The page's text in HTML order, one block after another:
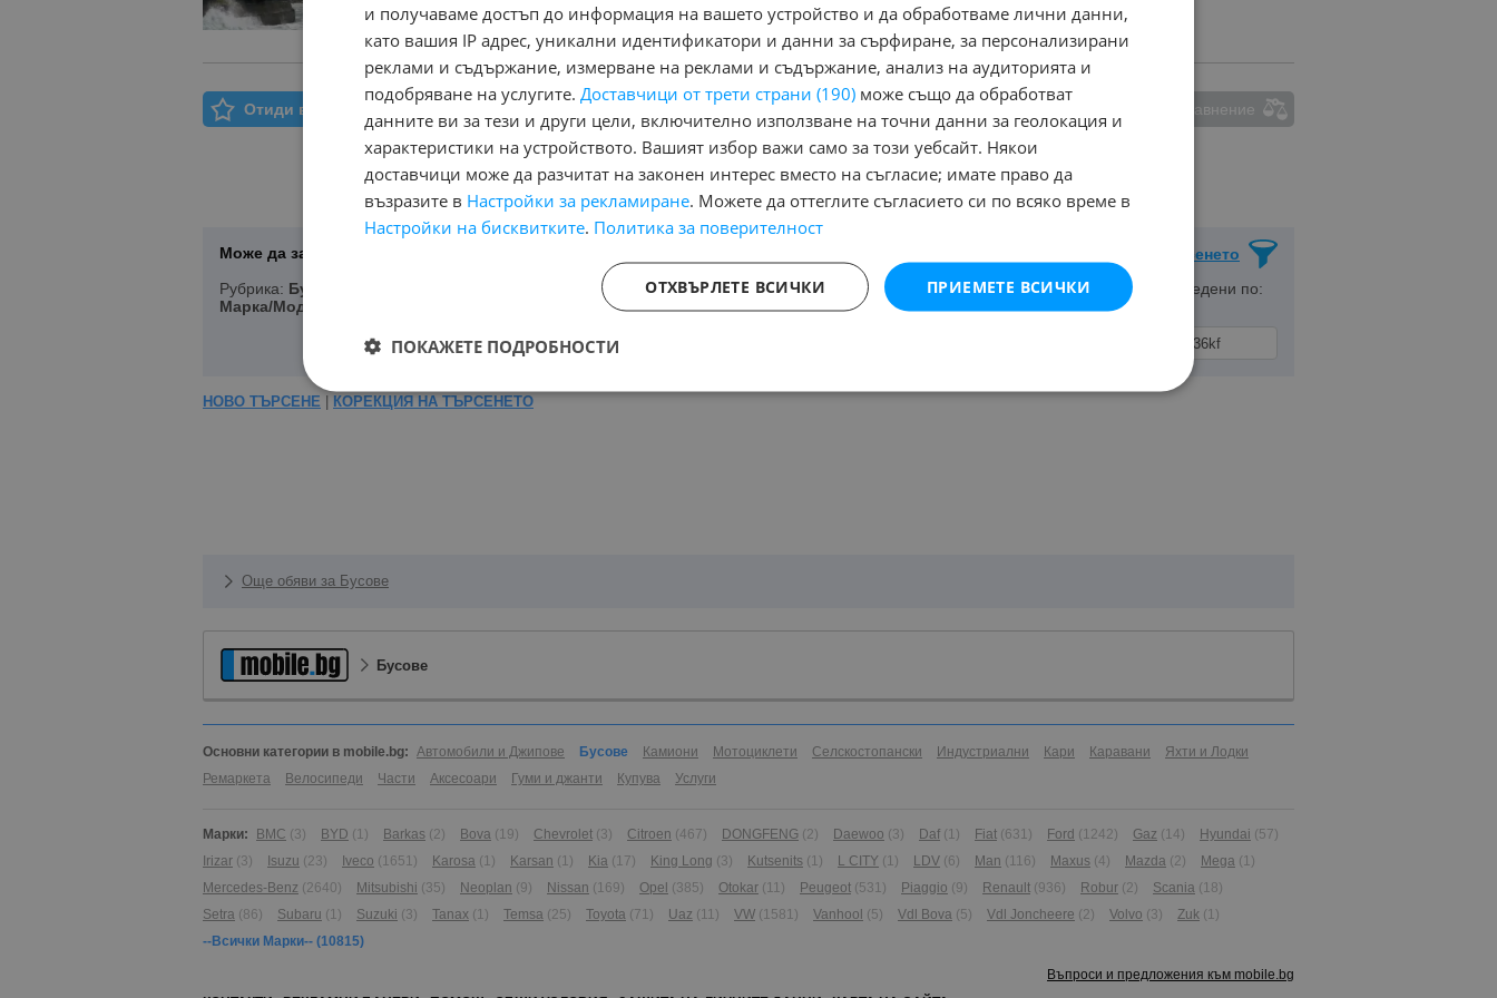
Отиди в Моят Бележник Няма маркирани обяви за печатане Няма маркирани обяви за сравнение
Назад 1 Напред
Може да запазите Вашето търсене на:
Запази Търсенето
Рубрика: Бусове Нов, Употребяван, Повреден/ударен, Намира се в обл. Ловеч , Населено мястос. Славяни
, Подредени по:
Марка/Модел/Цена
НОВО ТЪРСЕНЕ КОРЕКЦИЯ НА ТЪРСЕНЕТО
Още обяви за Бусове
Бусове
Основни категории в mobile.bg: Автомобили и Джипове Бусове Камиони Мотоциклети Селскостопански Индустриални Кари Каравани
Яхти и Лодки
Ремаркета
Велосипеди Части Аксесоари Гуми и джанти Купува Услуги
Марки: BMC (3) BYD (1) Barkas (2) Bova (19) Chevrolet (3) Citroen (467) DONGFENG (2) Daewoo (3) Daf (1) Fiat (631) Ford (1242) Gaz (14) Hyundai (57)
Irizar (3) Isuzu (23) Iveco (1651) Karosa (1) Karsan (1) Kia (17) King Long (3) Kutsenits (1) L CITY (1) LDV (6) Man (116) Maxus (4) Mazda (2) Mega (1)
Mercedes-Benz (2640) Mitsubishi (35) Neoplan (9) Nissan (169) Opel (385) Otokar (11) Peugeot (531) Piaggio (9) Renault (936) Robur (2) Scania (18)
Setra (86) Subaru (1) Suzuki (3) Tanax (1) Temsa (25) Toyota (71) Uaz (11) VW (1581) Vanhool (5) Vdl Bova (5) Vdl Joncheere (2) Volvo (3) Zuk (1)
--Всички Марки-- (10815)
Въпроси и предложения към mobile.bg
и получаваме достъп до информация на вашето устройство и да обработваме лични данни,
като вашия IP адрес, уникални идентификатори и данни за сърфиране, за персонализирани
реклами и съдържание, измерване на реклами и съдържание, анализ на аудиторията и
подобряване на услугите. Доставчици от трети страни (190) може също да обработват
данните ви за тези и други цели, включително използване на точни данни за геолокация и
характеристики на устройството. Вашият избор важи само за този уебсайт. Някои
доставчици може да разчитат на законен интерес вместо на съгласие; имате право да
възразите в Настройки за рекламиране. Можете да оттеглите съгласието си по всяко време в
Настройки на бисквитките. Политика за поверителност
ПРИЕМЕТЕ ВСИЧКИ
ОТХВЪРЛЕТЕ ВСИЧКИ
ПОКАЖЕТЕ ПОДРОБНОСТИ